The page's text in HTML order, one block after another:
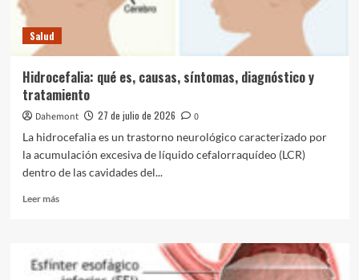
Salud
Encefalopatía: causas, síntomas, diagnóstico,
tratamiento y prevención
Salud
Insuficiencia cardíaca: causas, síntomas, tipos
y tratamiento
Salud
Hidrocefalia: qué es, causas, síntomas, diagnóstico y
tratamiento
Dahemont 27 de julio de 2026
0
La hidrocefalia es un trastorno neurológico caracterizado por
la acumulación excesiva de líquido cefalorraquídeo (LCR)
dentro de las cavidades del...
Leer másLeer
es,